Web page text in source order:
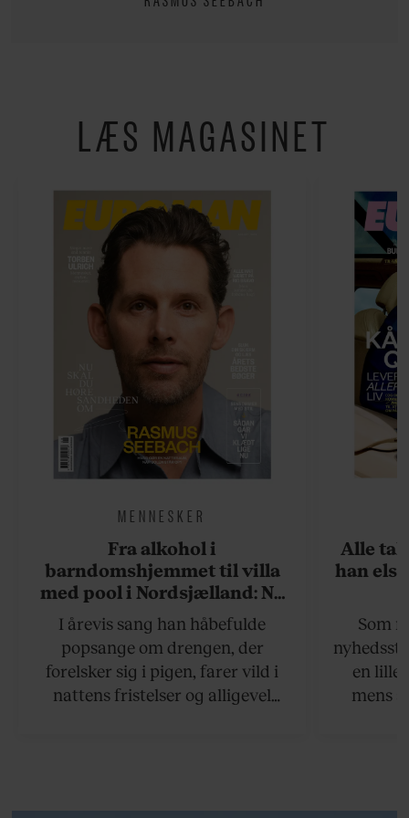
LÆS MAGASINET
MENNESKER
Fra alkohol i
barndomshjemmet til villa
med pool i Nordsjælland: Nu
skal du høre sandheden om
Rasmus Seebach
I årevis sang han håbefulde
popsange om drengen, der
forelsker sig i pigen, farer vild i
nattens fristelser og alligevel
Alle
han
Som
en lille
mens